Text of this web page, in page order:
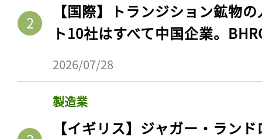
【国際】トランジション鉱物
ト10社はすべて中国企業。
2026/07/28
製造業
【イギリス】ジャガー・ラン